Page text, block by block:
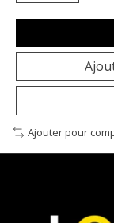
Ajouter pour